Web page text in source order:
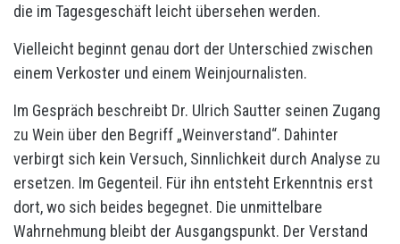
die im Tagesgeschäft leicht übersehen werden.
Vielleicht beginnt genau dort der Unterschied zwischen
einem Verkoster und einem Weinjournalisten.
Im Gespräch beschreibt Dr. Ulrich Sautter seinen Zugang
zu Wein über den Begriff „Weinverstand“. Dahinter
verbirgt sich kein Versuch, Sinnlichkeit durch Analyse zu
ersetzen. Im Gegenteil. Für ihn entsteht Erkenntnis erst
dort, wo sich beides begegnet. Die unmittelbare
Wahrnehmung bleibt der Ausgangspunkt. Der Verstand